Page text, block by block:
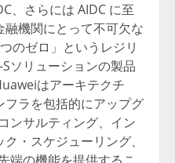
、さらには AIDC に至
機関にとって不可欠な
のゼロ」というレジリ
ソリューションの製品
はアーキテクチ
フラを包括的にアップグ
ンサルティング、イン
・スケジューリング、